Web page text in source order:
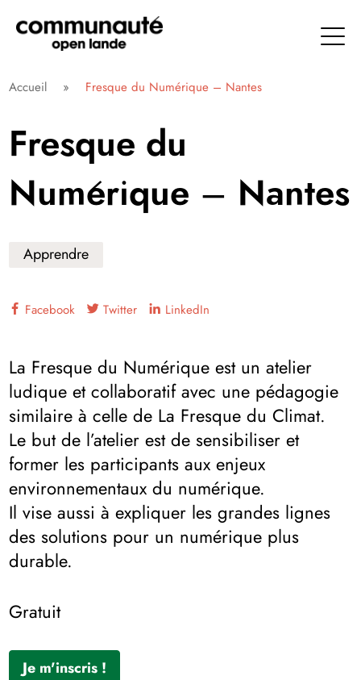
directement
contenu
Communauté Open Lande
Accueil » Fresque du Numérique – Nantes
Fresque du
Numérique – Nantes
Apprendre
Facebook Twitter LinkedIn
La Fresque du Numérique est un atelier
ludique et collaboratif avec une pédagogie
similaire à celle de La Fresque du Climat.
Le but de l’atelier est de sensibiliser et
former les participants aux enjeux
environnementaux du numérique.
Il vise aussi à expliquer les grandes lignes
des solutions pour un numérique plus
durable.
Gratuit
Je m'inscris !